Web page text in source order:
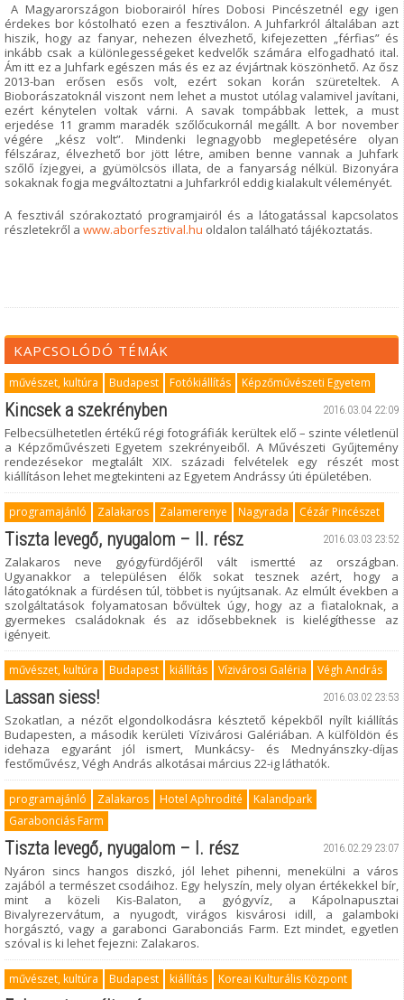
A Magyarországon bioborairól híres Dobosi Pincészetnél egy igen
érdekes bor kóstolható ezen a fesztiválon. A Juhfarkról általában azt
hiszik, hogy az fanyar, nehezen élvezhető, kifejezetten „férfias” és
inkább csak a különlegességeket kedvelők számára elfogadható ital.
Ám itt ez a Juhfark egészen más és ez az évjártnak köszönhető. Az ősz
2013-ban erősen esős volt, ezért sokan korán szüreteltek. A
Bioborászatoknál viszont nem lehet a mustot utólag valamivel javítani,
ezért kénytelen voltak várni. A savak tompábbak lettek, a must
erjedése 11 gramm maradék szőlőcukornál megállt. A bor november
végére „kész volt”. Mindenki legnagyobb meglepetésére olyan
félszáraz, élvezhető bor jött létre, amiben benne vannak a Juhfark
szőlő ízjegyei, a gyümölcsös illata, de a fanyarság nélkül. Bizonyára
sokaknak fogja megváltoztatni a Juhfarkról eddig kialakult véleményét.
A fesztivál szórakoztató programjairól és a látogatással kapcsolatos
részletekről a www.aborfesztival.hu oldalon található tájékoztatás.
KAPCSOLÓDÓ TÉMÁK
művészet, kultúra Budapest Fotókiállítás Képzőművészeti Egyetem
2016.03.04 22:09
Kincsek a szekrényben
Felbecsülhetetlen értékű régi fotográfiák kerültek elő – szinte véletlenül
a Képzőművészeti Egyetem szekrényeiből. A Művészeti Gyűjtemény
rendezésekor megtalált XIX. századi felvételek egy részét most
kiállításon lehet megtekinteni az Egyetem Andrássy úti épületében.
programajánló Zalakaros Zalamerenye Nagyrada Cézár Pincészet
2016.03.03 23:52
Tiszta levegő, nyugalom – II. rész
Zalakaros neve gyógyfürdőjéről vált ismertté az országban.
Ugyanakkor a településen élők sokat tesznek azért, hogy a
látogatóknak a fürdésen túl, többet is nyújtsanak. Az elmúlt években a
szolgáltatások folyamatosan bővültek úgy, hogy az a fiataloknak, a
gyermekes családoknak és az idősebbeknek is kielégíthesse az
igényeit.
művészet, kultúra Budapest kiállítás Vízivárosi Galéria Végh András
2016.03.02 23:53
Lassan siess!
Szokatlan, a nézőt elgondolkodásra késztető képekből nyílt kiállítás
Budapesten, a második kerületi Vízivárosi Galériában. A külföldön és
idehaza egyaránt jól ismert, Munkácsy- és Mednyánszky-díjas
festőművész, Végh András alkotásai március 22-ig láthatók.
programajánló Zalakaros Hotel Aphrodité
Kalandpark
Garabonciás Farm
2016.02.29 23:07
Tiszta levegő, nyugalom – I. rész
Nyáron sincs hangos diszkó, jól lehet pihenni, menekülni a város
zajából a természet csodáihoz. Egy helyszín, mely olyan értékekkel bír,
mint a közeli Kis-Balaton, a gyógyvíz, a Kápolnapusztai
Bivalyrezervátum, a nyugodt, virágos kisvárosi idill, a galamboki
horgásztó, vagy a garabonci Garabonciás Farm. Ezt mindet, egyetlen
szóval is ki lehet fejezni: Zalakaros.
művészet, kultúra Budapest kiállítás Koreai Kulturális Központ